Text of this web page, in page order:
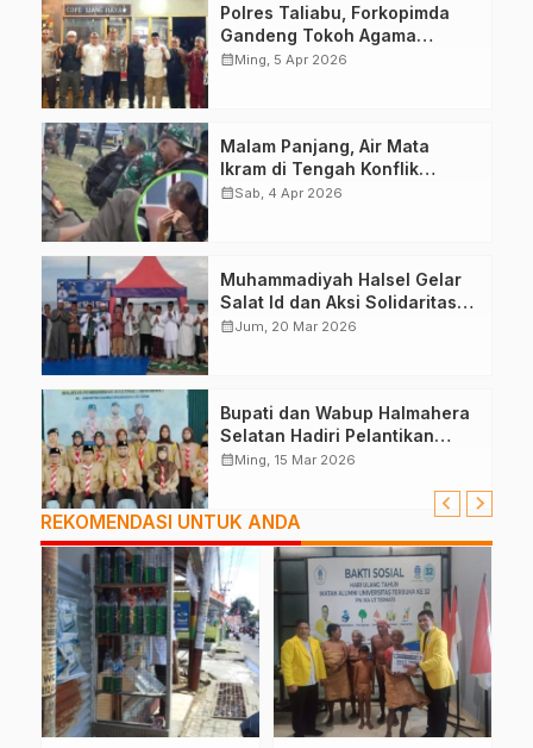
Polres Taliabu, Forkopimda
Gandeng Tokoh Agama
Deklarasikan Damai
calendar_monthMing, 5 Apr 2026
Malam Panjang, Air Mata
Ikram di Tengah Konflik
Halteng
calendar_monthSab, 4 Apr 2026
Muhammadiyah Halsel Gelar
Salat Id dan Aksi Solidaritas
Palestina
calendar_monthJum, 20 Mar 2026
Bupati dan Wabup Halmahera
Selatan Hadiri Pelantikan
Mabiran Pramuka se-Kwarcab
calendar_monthMing, 15 Mar 2026
REKOMENDASI UNTUK ANDA